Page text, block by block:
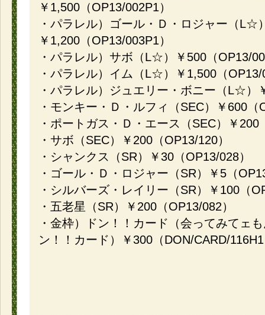
￥1,500（OP13/002P1）
・パラレル）ゴール・Ｄ・ロジャー（L☆
￥1,200（OP13/003P1）
・パラレル）サボ（L☆）￥500（OP13/
・パラレル）イム（L☆）￥1,500（OP13/
・パラレル）ジュエリー・ボニー（L☆）
・モンキー・Ｄ・ルフィ（SEC）￥600（
・ポートガス・Ｄ・エース（SEC）￥200
・サボ（SEC）￥200（OP13/120）
・シャンクス（SR）￥30（OP13/028）
・ゴール・Ｄ・ロジャー（SR）￥5（
・シルバーズ・レイリー（SR）￥100（
・五老星（SR）￥200（OP13/082）
・金枠）ドン！！カード（会ってみてェ
ン！！カード）￥300（DON/CARD/